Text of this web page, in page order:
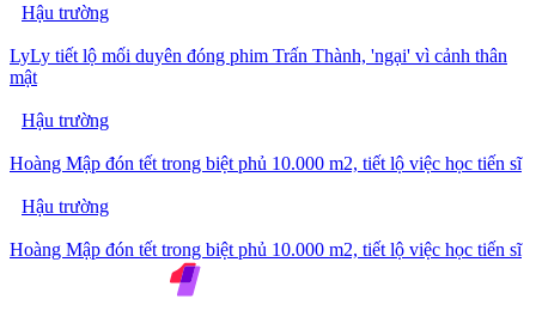
Hậu trường
LyLy tiết lộ mối duyên đóng phim Trấn Thành, 'ngại' vì cảnh thân
mật
Hậu trường
Hoàng Mập đón tết trong biệt phủ 10.000 m2, tiết lộ việc học tiến sĩ
Hậu trường
Hoàng Mập đón tết trong biệt phủ 10.000 m2, tiết lộ việc học tiến sĩ